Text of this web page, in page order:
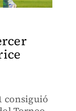
consiguió